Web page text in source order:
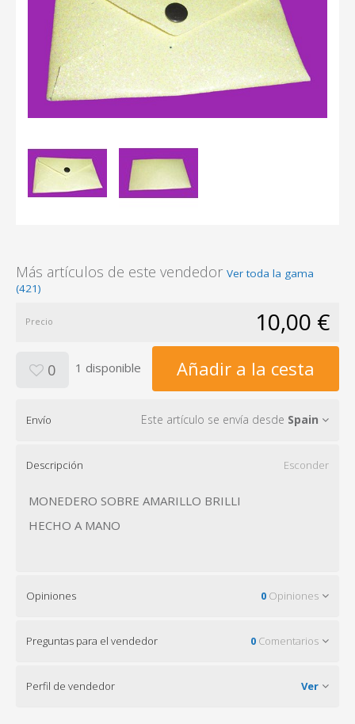
Más artículos de este vendedor Ver toda la gama
(421)
Precio 10,00 €
0 1 disponible Añadir a la cesta
Envío Este artículo se envía desde Spain
Descripción Esconder
MONEDERO SOBRE AMARILLO BRILLI
HECHO A MANO
Opiniones 0 Opiniones
Preguntas para el vendedor 0 Comentarios
Perfil de vendedor Ver